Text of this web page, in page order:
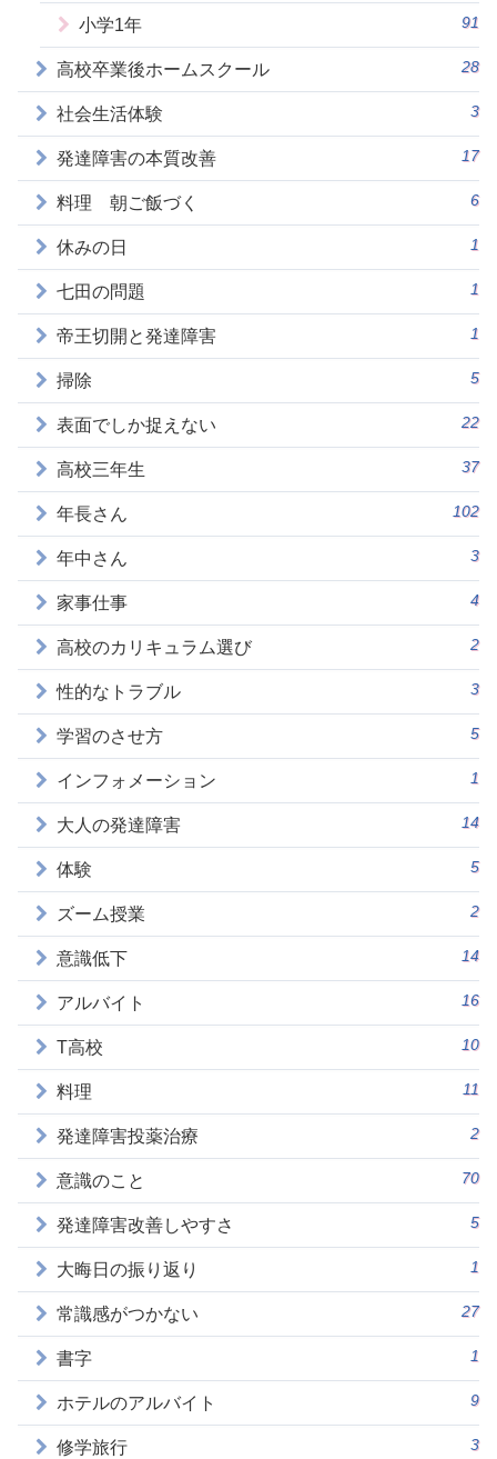
小学1年 91
高校卒業後ホームスクール 28
社会生活体験 3
発達障害の本質改善 17
料理 朝ご飯づく 6
休みの日 1
七田の問題 1
帝王切開と発達障害 1
掃除 5
表面でしか捉えない 22
高校三年生 37
年長さん 102
年中さん 3
家事仕事 4
高校のカリキュラム選び 2
性的なトラブル 3
学習のさせ方 5
インフォメーション 1
大人の発達障害 14
体験 5
ズーム授業 2
意識低下 14
アルバイト 16
T高校 10
料理 11
発達障害投薬治療 2
意識のこと 70
発達障害改善しやすさ 5
大晦日の振り返り 1
常識感がつかない 27
書字 1
ホテルのアルバイト 9
修学旅行 3